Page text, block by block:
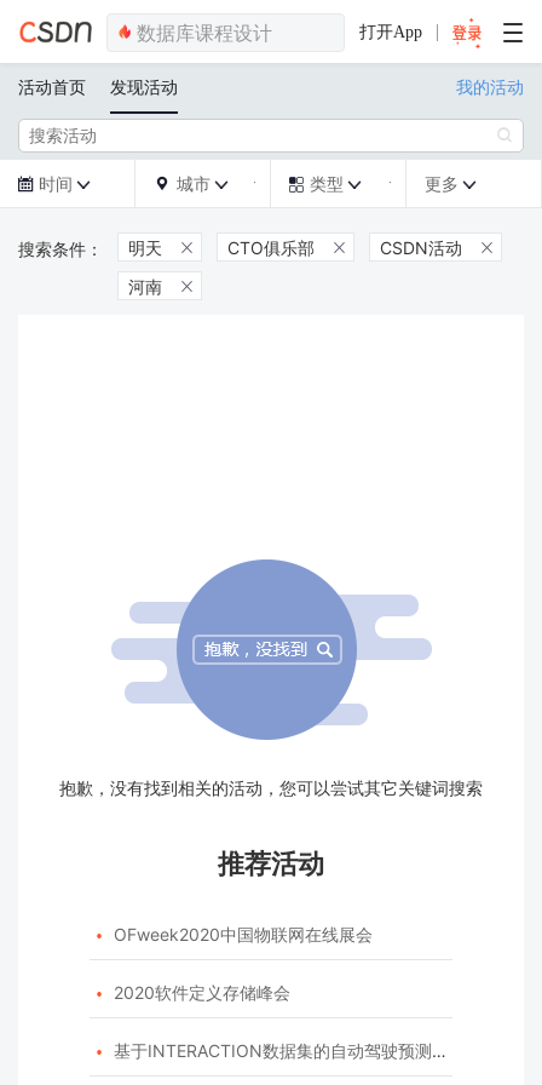
打开App
活动首页 发现活动 我的活动

 时间   城市   类型  更多 
明天  CTO俱乐部  CSDN活动 
河南 
抱歉，没有找到相关的活动，您可以尝试其它关键词搜索
推荐活动
 OFweek2020中国物联网在线展会
 2020软件定义存储峰会
 基于INTERACTION数据集的自动驾驶预测模型挑战赛